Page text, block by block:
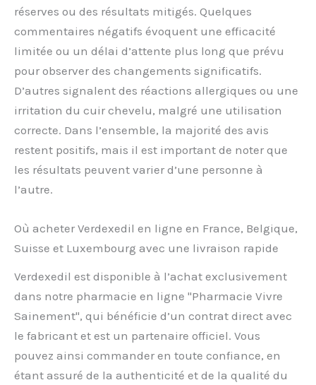
réserves ou des résultats mitigés. Quelques
commentaires négatifs évoquent une efficacité
limitée ou un délai d’attente plus long que prévu
pour observer des changements significatifs.
D’autres signalent des réactions allergiques ou une
irritation du cuir chevelu, malgré une utilisation
correcte. Dans l’ensemble, la majorité des avis
restent positifs, mais il est important de noter que
les résultats peuvent varier d’une personne à
l’autre.
Où acheter Verdexedil en ligne en France, Belgique,
Suisse et Luxembourg avec une livraison rapide
Verdexedil est disponible à l’achat exclusivement
dans notre pharmacie en ligne "Pharmacie Vivre
Sainement", qui bénéficie d’un contrat direct avec
le fabricant et est un partenaire officiel. Vous
pouvez ainsi commander en toute confiance, en
étant assuré de la authenticité et de la qualité du